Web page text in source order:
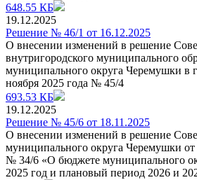
648.55 КБ
19.12.2025
Решение № 46/1 от 16.12.2025
О внесении изменений в решение
внутригородского муниципального
муниципального округа Черемушки в
ноября 2025 года № 45/4
693.53 КБ
19.12.2025
Решение № 45/6 от 18.11.2025
О внесении изменений в решение
муниципального округа Черемушки от
№ 34/6 «О бюджете муниципального
2025 год и плановый период 2026 и